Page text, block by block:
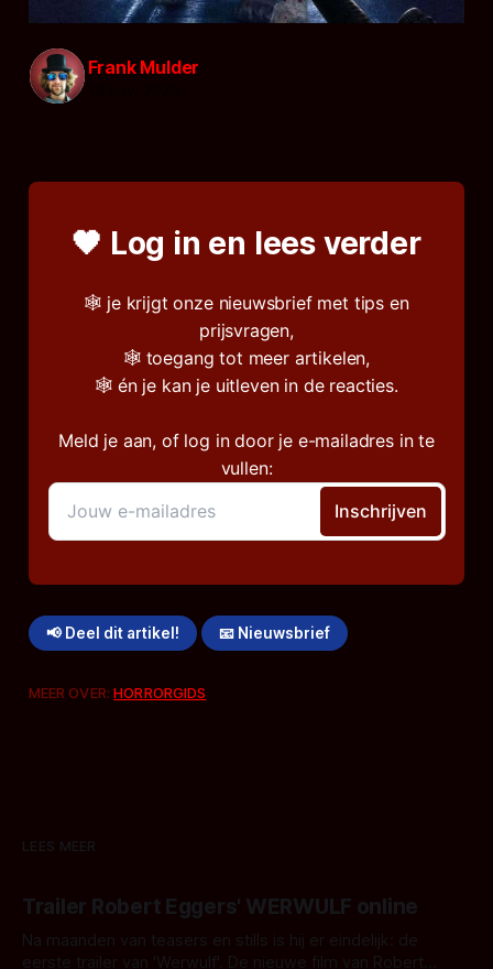
Frank Mulder
🖤 Log in en lees verder
🕸️ je krijgt onze nieuwsbrief met tips en
prijsvragen,
🕸️ toegang tot meer artikelen,
🕸️ én je kan je uitleven in de reacties.
Meld je aan, of log in door je e-mailadres in te
vullen:
📢 Deel dit artikel! 📧 Nieuwsbrief
MEER OVER:HORRORGIDS
LEES MEER
Trailer Robert Eggers' WERWULF online
Na maanden van teasers en stills is hij er eindelijk: de
eerste trailer van 'Werwulf'. De nieuwe film van Robert